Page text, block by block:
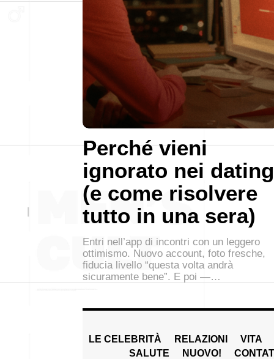
Perché vieni
ignorato nei dating
(e come risolvere
tutto in una sera)
Entri nell’app di incontri con un leggero
ottimismo. Nuovo account, foto fresche,
fiducia livello “questa volta andrà
sicuramente bene”. E poi —…
LE CELEBRITÀ RELAZIONI
VITA
SALUTE
NUOVO!